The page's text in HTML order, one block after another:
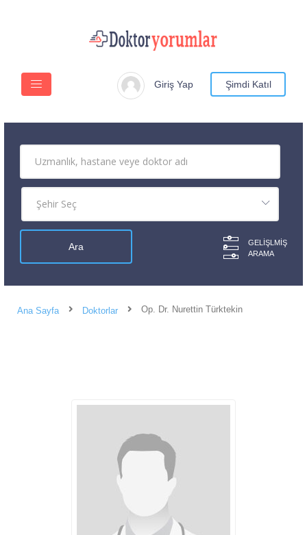
Giriş Yap Şimdi Katıl
GELIŞLMIŞ
ARAMA
Ana Sayfa Doktorlar Op. Dr. Nurettin Türktekin